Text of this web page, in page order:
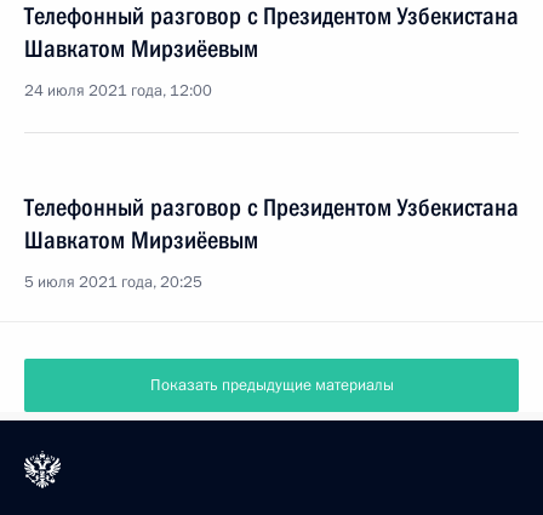
Телефонный разговор с Президентом Узбекистана
Шавкатом Мирзиёевым
24 июля 2021 года, 12:00
Телефонный разговор с Президентом Узбекистана
Шавкатом Мирзиёевым
5 июля 2021 года, 20:25
Показать предыдущие материалы